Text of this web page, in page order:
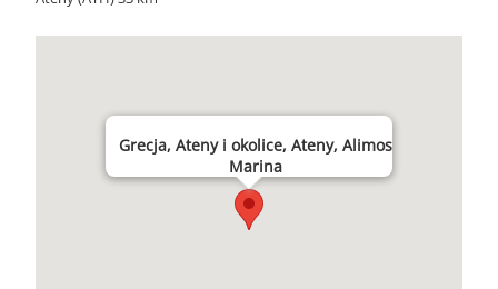
Grecja, Ateny i okolice, Ateny, Alimos
Marina